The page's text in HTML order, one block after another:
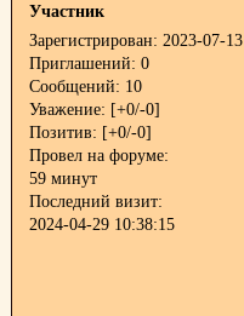
Участник
Зарегистрирован: 2023-07-13
Приглашений: 0
Сообщений: 10
Уважение: [+0/-0]
Позитив: [+0/-0]
Провел на форуме:
59 минут
Последний визит:
2024-04-29 10:38:15